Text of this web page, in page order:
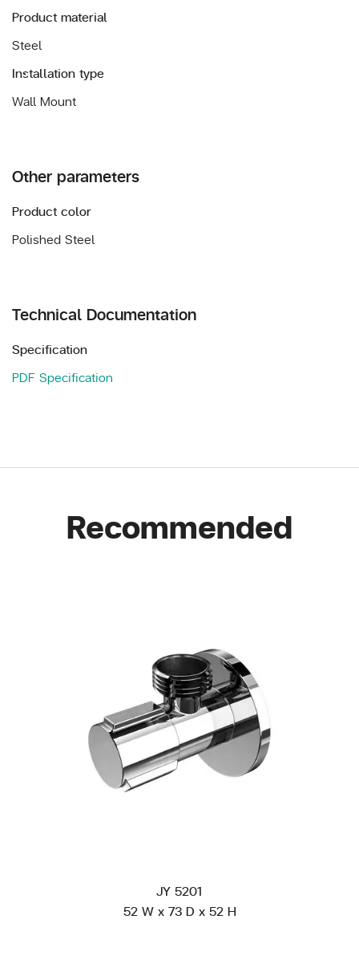
Product material
Steel
Installation type
Wall Mount
Other parameters
Product color
Polished Steel
Technical Documentation
Specification
PDF Specification
Recommended
JY 5201
52 W x 73 D x 52 H